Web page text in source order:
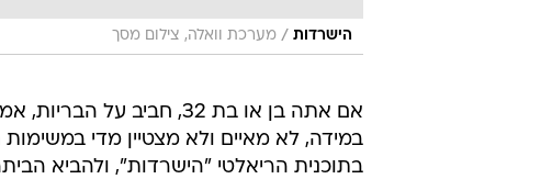
הישרדות / מערכת וואלה, צילום מסך
אם אתה בן או בת 32, חביב על הבריות,
במידה, לא מאיים ולא מצטיין מדי
בתוכנית הריאלטי "הישרדות", ולהביא